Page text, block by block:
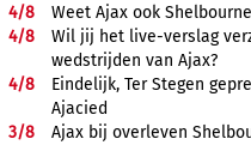
4/8
Weet Ajax ook
4/8
Wil jij het live-verslag
wedstrijden van Ajax?
4/8
Eindelijk, Ter Stegen
Ajacied
3/8
Ajax bij overleven